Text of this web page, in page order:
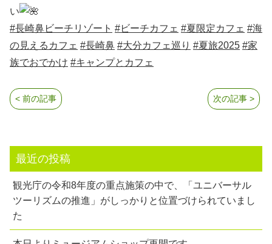
い
#長崎鼻ビーチリゾート #ビーチカフェ #夏限定カフェ #海
の見えるカフェ #長崎鼻 #大分カフェ巡り #夏旅2025 #家
族でおでかけ #キャンプとカフェ
次の記事 >
< 前の記事
最近の投稿
観光庁の令和8年度の重点施策の中で、「ユニバーサル
ツーリズムの推進」がしっかりと位置づけられていまし
た